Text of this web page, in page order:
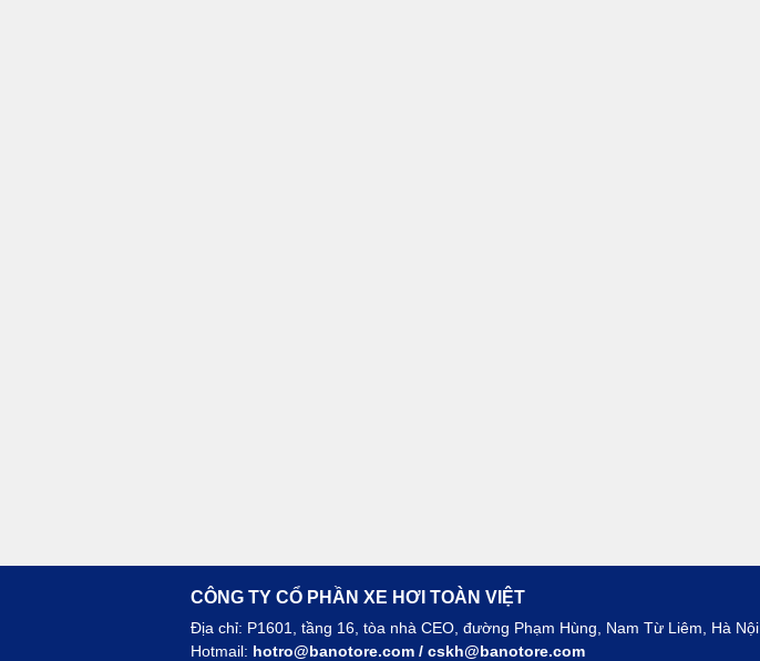
CÔNG TY CỔ PHẦN XE HƠI TOÀN VIỆT
Địa chỉ: P1601, tầng 16, tòa nhà CEO, đường Phạm Hùng, Nam Từ Liêm, Hà Nội.
Hotmail: hotro@banotore.com / cskh@banotore.com